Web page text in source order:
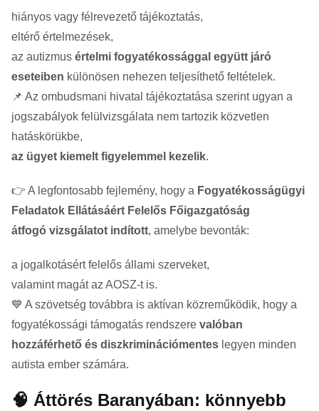
hiányos vagy félrevezető tájékoztatás,
eltérő értelmezések,
az autizmus értelmi fogyatékossággal együtt járó
eseteiben különösen nehezen teljesíthető feltételek.
📌 Az ombudsmani hivatal tájékoztatása szerint ugyan a
jogszabályok felülvizsgálata nem tartozik közvetlen
hatáskörükbe,
az ügyet kiemelt figyelemmel kezelik.
👉 A legfontosabb fejlemény, hogy a Fogyatékosságügyi
Feladatok Ellátásáért Felelős Főigazgatóság
átfogó vizsgálatot indított, amelybe bevonták:
a jogalkotásért felelős állami szerveket,
valamint magát az AOSZ-t is.
💙 A szövetség továbbra is aktívan közreműködik, hogy a
fogyatékossági támogatás rendszere valóban
hozzáférhető és diszkriminációmentes legyen minden
autista ember számára.
🧠 Áttörés Baranyában: könnyebb